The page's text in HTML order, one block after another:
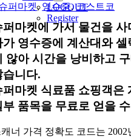
LOGOUT
Register
퍼마켓,영수증,코스트코
퍼마켓에 가서 물건을
가 영수증에 계산대와
않아 시간을 낭비하고
습니다.
퍼마켓 식료품 쇼핑객은
부 품목을 무료로 얻을
너 가격 정확도 코드는